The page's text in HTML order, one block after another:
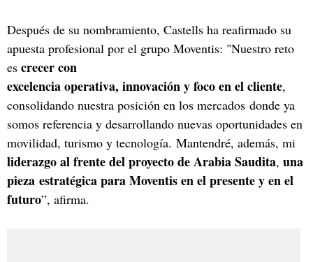
Después de su nombramiento, Castells ha reafirmado su
apuesta profesional por el grupo Moventis: "Nuestro reto
es crecer con
excelencia operativa, innovación y foco en el cliente,
consolidando nuestra posición en los mercados donde ya
somos referencia y desarrollando nuevas oportunidades en
movilidad, turismo y tecnología. Mantendré, además, mi
liderazgo al frente del proyecto de Arabia Saudita, una
pieza estratégica para Moventis en el presente y en el
futuro”, afirma.